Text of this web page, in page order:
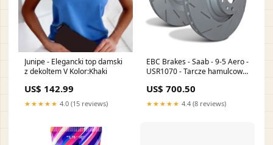
Junipe - Elegancki top damski
z dekoltem V Kolor:Khaki
US$ 142.99
★★★★★ 4.0 (15 reviews)
EBC Brakes - Saab - 9-5 Aero -
USR1070 - Tarcze hamulcowe
Przód Akcesoria do układu
napędowego
US$ 700.50
★★★★★ 4.4 (8 reviews)